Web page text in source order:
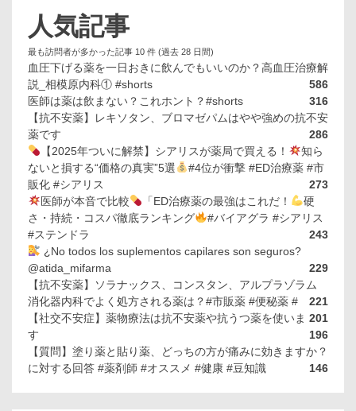
人気記事
最も訪問者が多かった記事 10 件 (過去 28 日間)
血圧下げる薬を一日おきに飲んでもいいのか？高血圧治療解
説_相模原内科① #shorts
586
医師は薬は飲まない？これホント？#shorts
316
【抗不安薬】レキソタン、ブロマゼパムはやや強めの抗不安
薬です
286
【2025年ついに解禁】シアリスが薬局で買える！
知ら
ないと損する“価格の真実”5選
#4位が衝撃 #ED治療薬 #市
販化 #シアリス
273
医師が本音で比較
「ED治療薬の最強はこれだ！
硬
さ・持続・コスパ徹底ランキング
#バイアグラ #シアリス
#ステンドラ
243
¿No todos los suplementos capilares son seguros?
@atida_mifarma
229
【抗不安薬】ソラナックス、コンスタン、アルプラゾラム
221
消化器内科でよく処方される薬は？#市販薬 #便秘薬 #
201
【社交不安症】薬物療法は抗不安薬や抗うつ薬を使いま
す
196
【質問】塗り薬と貼り薬、どっちの方が痛みに効きますか？
に対する回答 #薬剤師 #オススメ #健康 #豆知識
146